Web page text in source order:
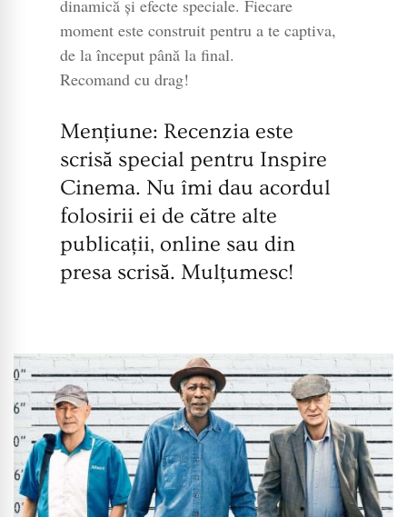
dinamică și efecte speciale. Fiecare
moment este construit pentru a te captiva,
de la început până la final.
Recomand cu drag!
Mențiune: Recenzia este
scrisă special pentru Inspire
Cinema. Nu îmi dau acordul
folosirii ei de către alte
publicații, online sau din
presa scrisă. Mulțumesc!